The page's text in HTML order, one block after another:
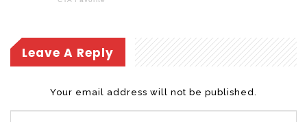
Leave A Reply
Your email address will not be published.